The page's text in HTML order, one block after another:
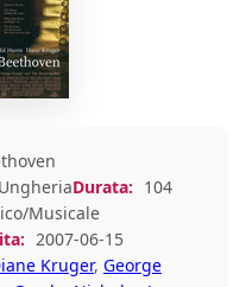
Durata: 104
Musicale
2007-06-15
Kruger, George